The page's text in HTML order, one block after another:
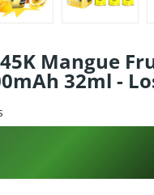
Mangue
32ml -